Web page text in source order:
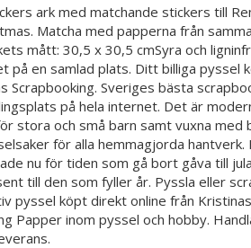
ark med matchande stickers till
Matcha med papperna från
mått: 30,5 x 30,5 cmSyra och
på en samlad plats. Ditt billiga pyssel
Scrapbooking. Sveriges bästa
på hela internet. Det är
stora och små barn samt vuxna med
för alla hemmagjorda
nu för tiden som gå bort gåva till
till den som fyller år. Pyssla eller
pyssel köpt direkt online från
Papper inom pyssel och hobby.